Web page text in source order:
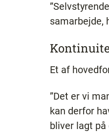
samarbejde,
Et af
”Det er vi
kan derfor
bliver lagt på